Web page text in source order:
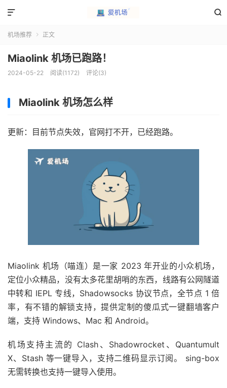


机场推荐  正文
Miaolink 机场已跑路！
2024-05-22 阅读(1172) 评论(3)
Miaolink 机场怎么样
更新：目前节点失效，官网打不开，已经跑路。
Miaolink 机场（喵连）是一家 2023 年开业的小众机场，
定位小众精品，没有太多花里胡哨的东西，线路有公网隧道
中转和 IEPL 专线，Shadowsocks 协议节点，全节点 1 倍
率，有不错的解锁支持，提供定制的傻瓜式一键翻墙客户
端，支持 Windows、Mac 和 Android。
机场支持主流的 Clash、Shadowrocket、Quantumult
X、Stash 等一键导入，支持二维码显示订阅。 sing-box
无需转换也支持一键导入使用。